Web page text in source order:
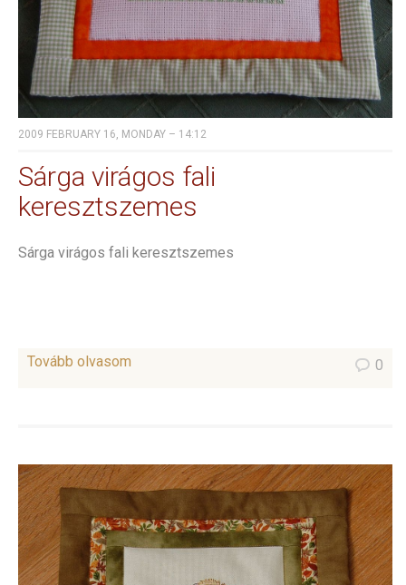
2009 FEBRUARY 16, MONDAY – 14:12
Sárga virágos fali
keresztszemes
Sárga virágos fali keresztszemes
Tovább olvasom 0